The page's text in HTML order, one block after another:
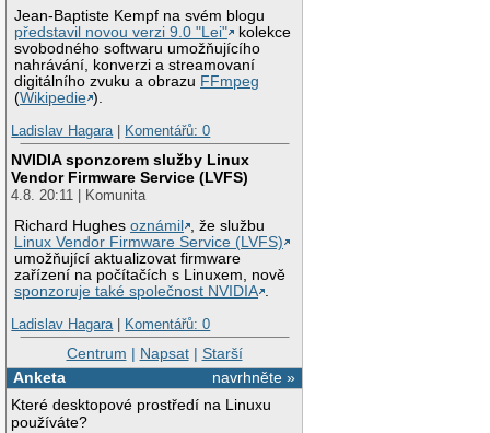
Jean-Baptiste Kempf na svém blogu
představil novou verzi 9.0 "Lei"
kolekce
svobodného softwaru umožňujícího
nahrávání, konverzi a streamovaní
digitálního zvuku a obrazu FFmpeg
(Wikipedie ).
Ladislav Hagara| Komentářů: 0
NVIDIA sponzorem služby Linux
Vendor Firmware Service (LVFS)
4.8. 20:11 | Komunita
Richard Hughesoznámil
, že službu
Linux Vendor Firmware Service (LVFS)
umožňující aktualizovat firmware
zařízení na počítačích s Linuxem, nově
sponzoruje také společnost NVIDIA .
Ladislav Hagara| Komentářů: 0
Centrum | Napsat| Starší
navrhněte »
Anketa
Které desktopové prostředí na Linuxu
používáte?